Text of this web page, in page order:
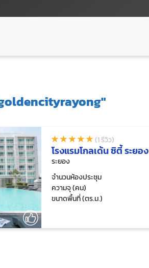
(1 รีวิว)
โรงแรมโกลเด้น ซิตี้ ระยอง
ระยอง
จำนวนห้องประชุม
ความจุ (คน)
ขนาดพื้นที่ (ตร.ม.)